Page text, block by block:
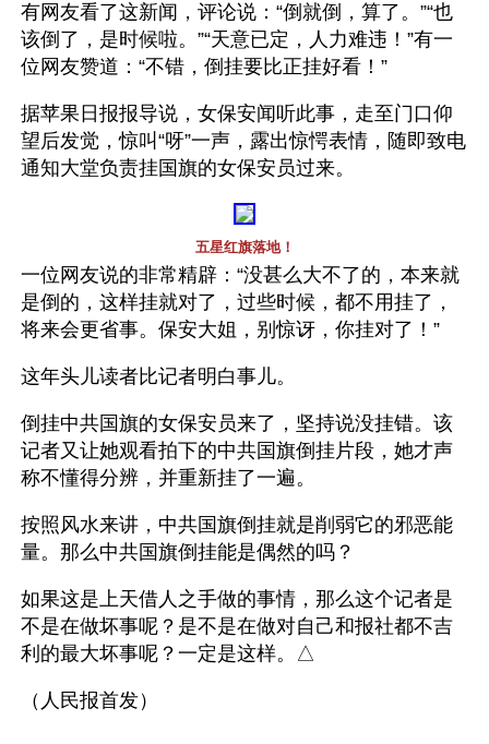
有网友看了这新闻，评论说：“倒就倒，算了。”“也
该倒了，是时候啦。”“天意已定，人力难违！”有一
位网友赞道：“不错，倒挂要比正挂好看！”
据苹果日报报导说，女保安闻听此事，走至门口仰
望后发觉，惊叫“呀”一声，露出惊愕表情，随即致电
通知大堂负责挂国旗的女保安员过来。
五星红旗落地！
一位网友说的非常精辟：“没甚么大不了的，本来就
是倒的，这样挂就对了，过些时候，都不用挂了，
将来会更省事。保安大姐，别惊讶，你挂对了！”
这年头儿读者比记者明白事儿。
倒挂中共国旗的女保安员来了，坚持说没挂错。该
记者又让她观看拍下的中共国旗倒挂片段，她才声
称不懂得分辨，并重新挂了一遍。
按照风水来讲，中共国旗倒挂就是削弱它的邪恶能
量。那么中共国旗倒挂能是偶然的吗？
如果这是上天借人之手做的事情，那么这个记者是
不是在做坏事呢？是不是在做对自己和报社都不吉
利的最大坏事呢？一定是这样。△